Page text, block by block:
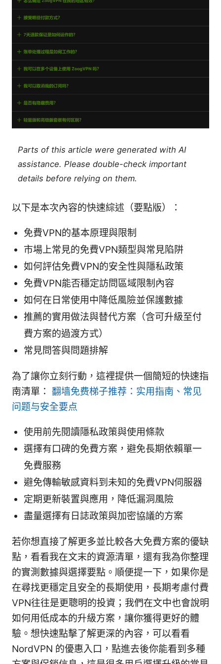
Parts of this article were generated with AI
assistance. Please double-check important
details before relying on them.
以下是本次內容的快速綜述（要點版）：
免費VPN的基本原理與限制
市場上常見的免費VPN類型與常見陷阱
如何評估免費VPN的安全性與隱私政策
免費VPN能否穩定訪問區域限制內容
如何在日常使用中降低風險並保護數據
推薦的實用做法與替代方案（含可升級至付
費方案的過渡方式）
常見問答與問題排解
為了讓你立刻行動，這裡提供一個簡短的快速指
南清單： 翻墙免费梯子推荐：实用指南、常见
问题与安全要点
使用前先閱讀隱私政策與使用條款
選擇有口碑的免費方案，避免長期依賴單一
免費服務
避免傳輸敏感資料到未知的免費VPN伺服器
定期更新裝置與應用，降低漏洞風險
盡量選擇有日誌政策與加密協議的方案
若你想直接了解更多並比較各大免費方案的優缺
點，看看我在文末的資源清單，還有我為你整理
的實測數據與選擇要點。順便提一下，如果你是
在尋找更穩定且安全的長期使用，長期考慮付費
VPN往往是更聰明的投資；我們在文中也會說明
如何用低成本的升級方案，讓你獲得更好的體
驗。想快速點擊了解更深的內容，可以看看
NordVPN 的優惠入口，點進去後你能看到多種